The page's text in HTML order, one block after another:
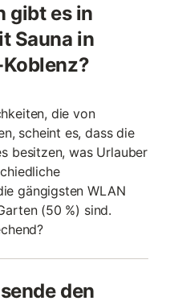
gibt es in
Sauna in
die von
scheint es, dass die
besitzen, was Urlauber
gängigsten WLAN
(50 %) sind.
den